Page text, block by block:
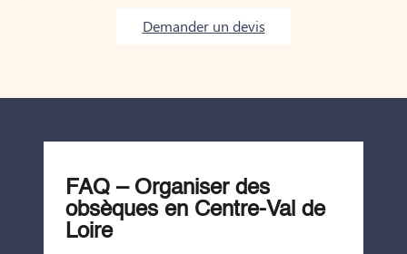
Demander un devis
FAQ – Organiser des
obsèques en Centre-Val de
Loire